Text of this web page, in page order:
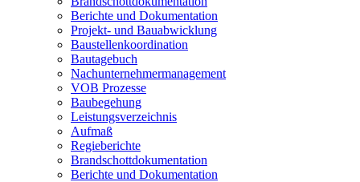
Berichte und Dokumentation
Projekt- und Bauabwicklung
Baustellenkoordination
Bautagebuch
Nachunternehmermanagement
VOB Prozesse
Baubegehung
Leistungsverzeichnis
Aufmaß
Regieberichte
Brandschottdokumentation
Berichte und Dokumentation